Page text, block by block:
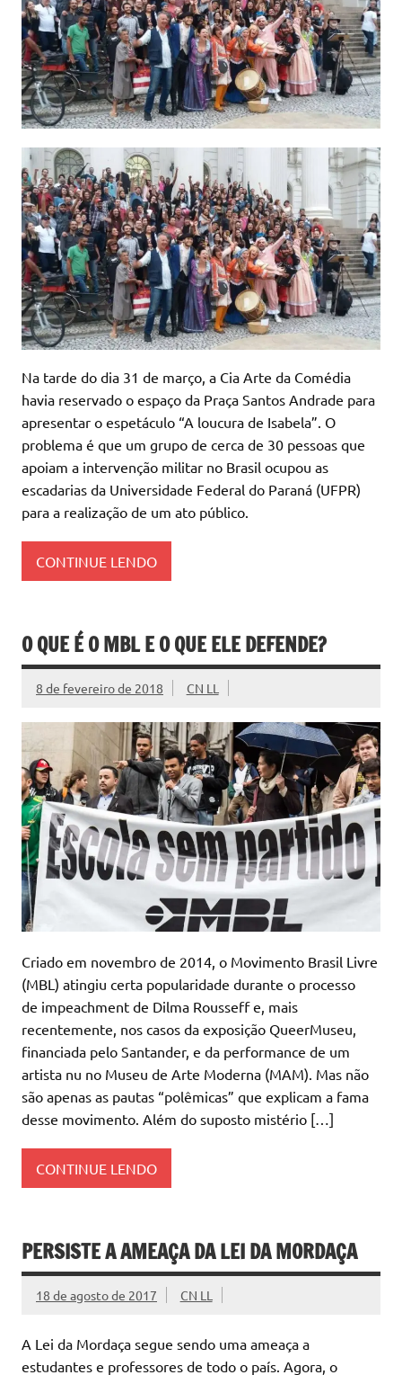
Na tarde do dia 31 de março, a Cia Arte da Comédia
havia reservado o espaço da Praça Santos Andrade para
apresentar o espetáculo “A loucura de Isabela”. O
problema é que um grupo de cerca de 30 pessoas que
apoiam a intervenção militar no Brasil ocupou as
escadarias da Universidade Federal do Paraná (UFPR)
para a realização de um ato público.
CONTINUE LENDO
O QUE É O MBL E O QUE ELE DEFENDE?
8 de fevereiro de 2018 CN LL
Criado em novembro de 2014, o Movimento Brasil Livre
(MBL) atingiu certa popularidade durante o processo
de impeachment de Dilma Rousseff e, mais
recentemente, nos casos da exposição QueerMuseu,
financiada pelo Santander, e da performance de um
artista nu no Museu de Arte Moderna (MAM). Mas não
são apenas as pautas “polêmicas” que explicam a fama
desse movimento. Além do suposto mistério […]
CONTINUE LENDO
PERSISTE A AMEAÇA DA LEI DA MORDAÇA
18 de agosto de 2017 CN LL
A Lei da Mordaça segue sendo uma ameaça a
estudantes e professores de todo o país. Agora, o